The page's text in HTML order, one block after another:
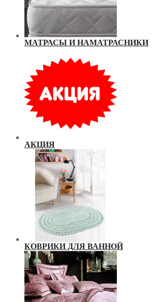
МАТРАСЫ И НАМАТРАСНИКИ
АКЦИЯ
КОВРИКИ ДЛЯ ВАННОЙ